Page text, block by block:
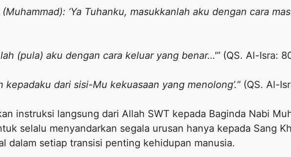
‘Ya Tuhanku, masukkanlah aku dengan cara
(pula) aku dengan cara keluar yang benar…'” (QS. Al-Isra:
kepadaku dari sisi-Mu kekuasaan yang menolong’.” (QS. Al-
instruksi langsung dari Allah SWT kepada Baginda Nabi
selalu menyandarkan segala urusan hanya kepada Sang
dalam setiap transisi penting kehidupan manusia.